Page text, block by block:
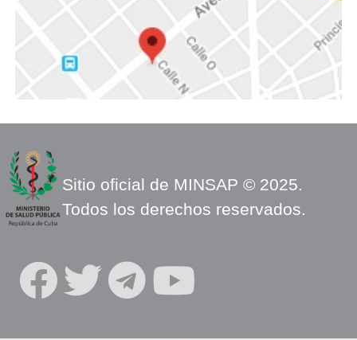
Sitio oficial de MINSAP © 2025.
Todos los derechos reservados.
S